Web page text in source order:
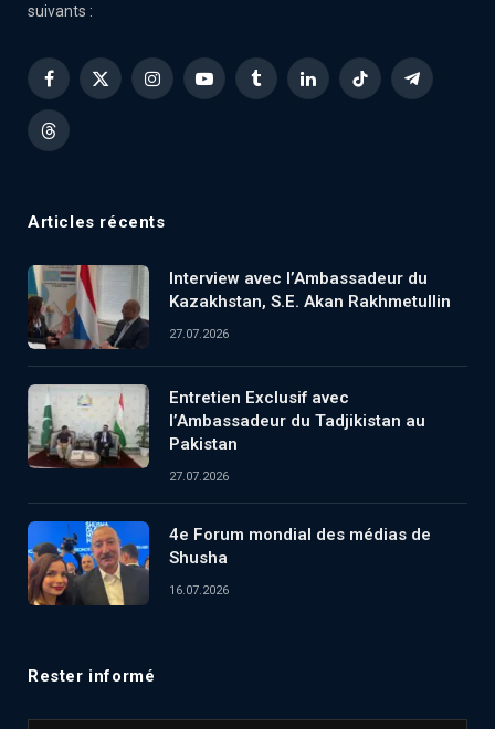
suivants :
Facebook
X
InstagramYouTubeTumblrLinkedInTikTok Telegram
Threads
Articles récents
Interview avec l’Ambassadeur du
Kazakhstan, S.E. Akan Rakhmetullin
27.07.2026
Entretien Exclusif avec
l’Ambassadeur du Tadjikistan au
Pakistan
27.07.2026
4e Forum mondial des médias de
Shusha
16.07.2026
Rester informé